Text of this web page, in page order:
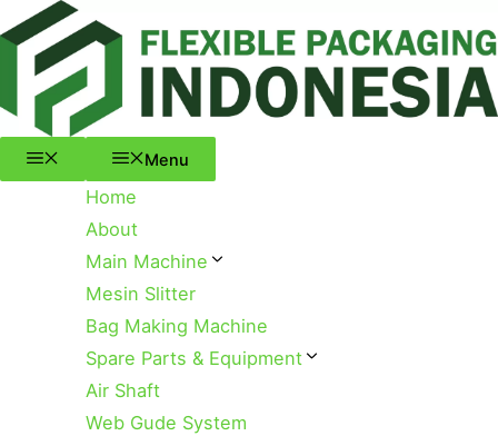
Skip
to
content
Menu
Menu
Home
About
Main Machine
Mesin Slitter
Bag Making Machine
Spare Parts & Equipment
Air Shaft
Web Gude System